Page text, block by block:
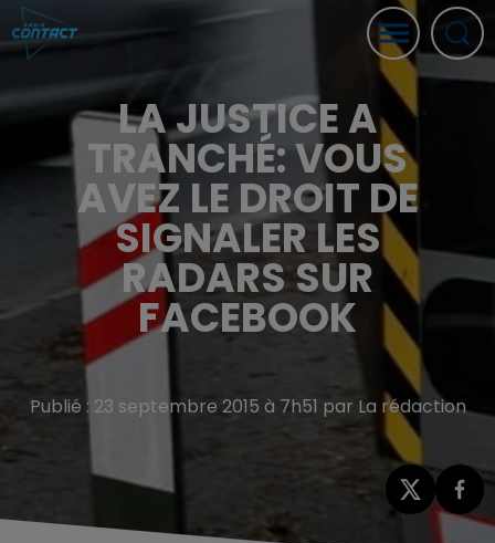
LA JUSTICE A
TRANCHÉ: VOUS
AVEZ LE DROIT DE
SIGNALER LES
RADARS SUR
FACEBOOK
Publié : 23 septembre 2015 à 7h51 par La rédaction